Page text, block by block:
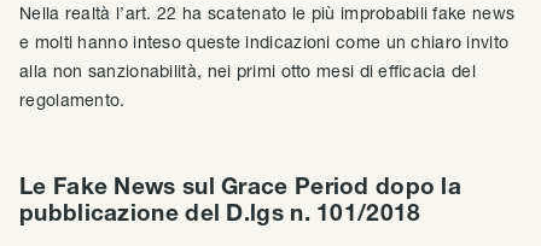
Nella realtà l’art. 22 ha scatenato le più improbabili fake news
e molti hanno inteso queste indicazioni come un chiaro invito
alla non sanzionabilità, nei primi otto mesi di efficacia del
regolamento.
Le Fake News sul Grace Period dopo la
pubblicazione del D.lgs n. 101/2018